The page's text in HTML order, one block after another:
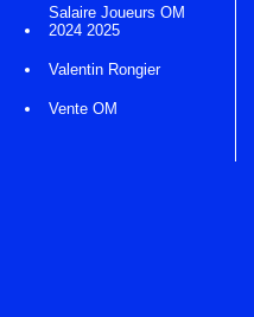
Salaire Joueurs OM
2024 2025
Valentin Rongier
Vente OM